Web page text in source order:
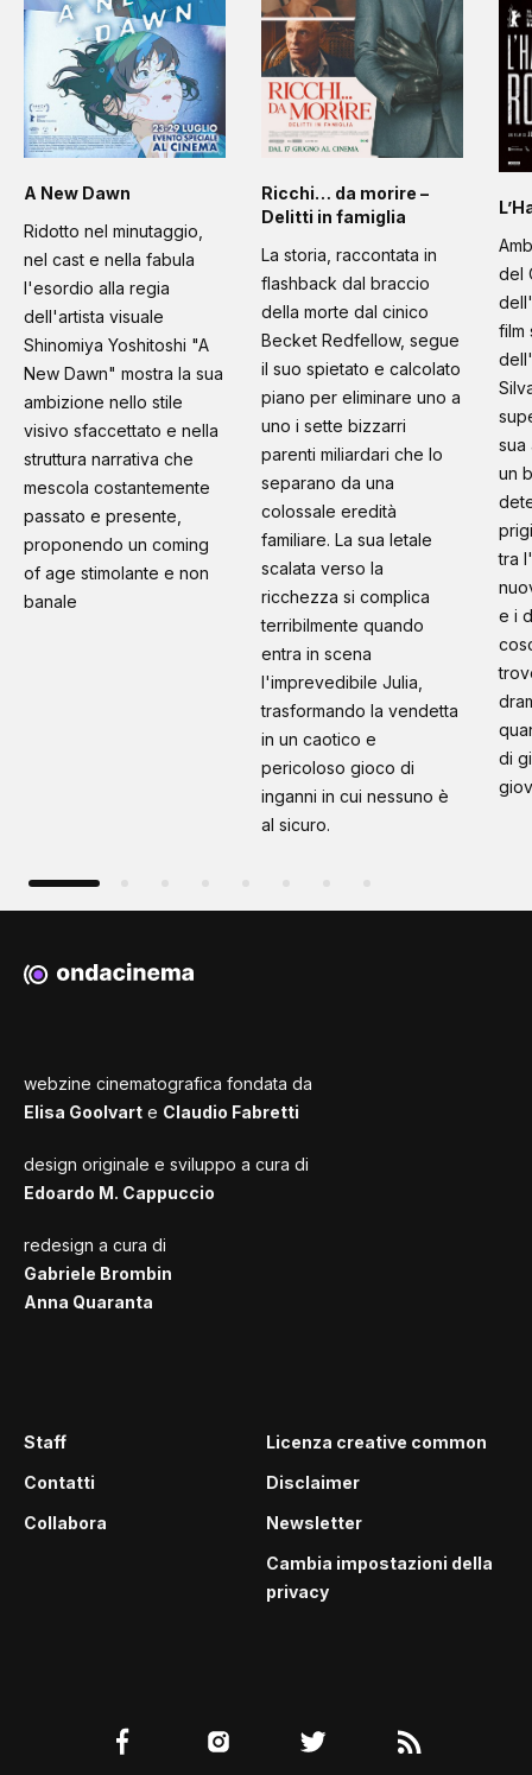
A New Dawn
Ridotto nel minutaggio,
nel cast e nella fabula
l'esordio alla regia
dell'artista visuale
Shinomiya Yoshitoshi "A
New Dawn" mostra la sua
ambizione nello stile
visivo sfaccettato e nella
struttura narrativa che
mescola costantemente
passato e presente,
proponendo un coming
of age stimolante e non
banale
Ricchi… da morire –
Delitti in famiglia
La storia, raccontata in
flashback dal braccio
della morte dal cinico
Becket Redfellow, segue
il suo spietato e calcolato
piano per eliminare uno a
uno i sette bizzarri
parenti miliardari che lo
separano da una
colossale eredità
familiare. La sua letale
scalata verso la
ricchezza si complica
terribilmente quando
entra in scena
l'imprevedibile Julia,
trasformando la vendetta
in un caotico e
pericoloso gioco di
inganni in cui nessuno è
al sicuro.
del
film
sua
un
tra
e i
di
webzine cinematografica fondata da
Elisa Goolvart e Claudio Fabretti
design originale e sviluppo a cura di
Edoardo M. Cappuccio
redesign a cura di
Gabriele Brombin
Anna Quaranta
Staff
Contatti
Collabora
Licenza creative common
Disclaimer
Newsletter
Cambia impostazioni della
privacy